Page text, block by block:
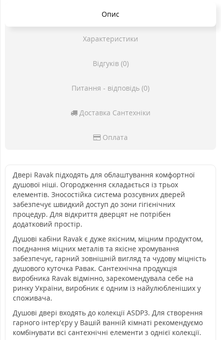
Опис
Характеристики
Відгуків (0)
Питання - відповідь (0)
Доставка Сантехніки
Оплата
Двері Ravak підходять для облаштування комфортної
душової ніші. Огородження складається із трьох
елементів. Зносостійка система розсувних дверей
забезпечує швидкий доступ до зони гігієнічних
процедур. Для відкриття дверцят не потрібен
додатковий простір.
Душові кабіни Ravak є дуже якісним, міцним продуктом,
поєднання міцних металів та якісне хромування
забезпечує, гарний зовнішній вигляд та чудову міцність
душового куточка Равак. Сантехнічна продукція
виробника Ravak відмінно, зарекомендувала себе на
ринку України, виробник є одним із найулюбленіших у
споживача.
Душові двері входять до колекції ASDP3. Для створення
гарного інтер'єру у Вашій ванній кімнаті рекомендуємо
комбінувати всі сантехнічні елементи з однієї колекції.